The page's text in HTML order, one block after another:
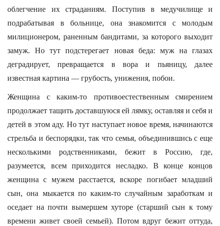
облегчение их страданиям. Поступив в медучилище и
подрабатывая в больнице, она знакомится с молодым
милиционером, раненным бандитами, за которого выходит
замуж. Но тут подстерегает новая беда: муж на глазах
деградирует, превращается в вора и пьяницу, далее
известная картина — грубость, унижения, побои.
Женщина с каким-то противоестественным смирением
продолжает тащить доставшуюся ей лямку, оставляя и себя и
детей в этом аду. Но тут наступает новое время, начинаются
стрельба и беспорядки, так что семья, объединившись с еще
несколькими родственниками, бежит в Россию, где,
разумеется, всем приходится несладко. В конце концов
женщина с мужем расстается, вскоре погибает младший
сын, она мыкается по каким-то случайным заработкам и
оседает на почти вымершем хуторе (старший сын к тому
времени живет своей семьей). Потом вдруг бежит оттуда,